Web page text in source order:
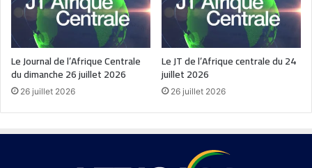
Le Journal de l’Afrique Centrale
du dimanche 26 juillet 2026
26 juillet 2026
Le JT de l’Afrique centrale du 24
juillet 2026
26 juillet 2026